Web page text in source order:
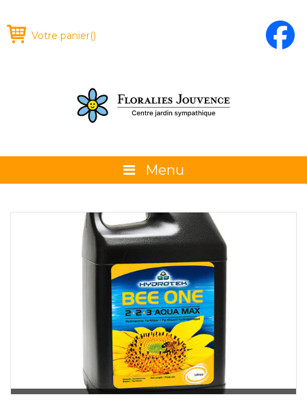
Votre panier()
Menu
La boutique
Conseils
Glossaire
Calendrier horticole
Emplois
Service à la clientèle